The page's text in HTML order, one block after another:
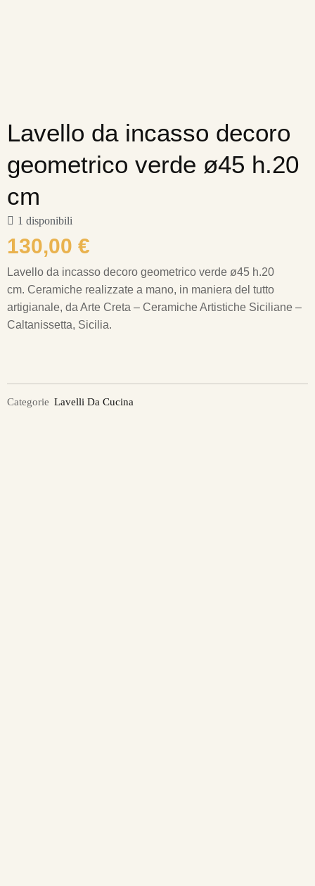
Lavello da incasso decoro
geometrico verde ø45 h.20
cm
1 disponibili
130,00 €
Lavello da incasso decoro geometrico verde ø45 h.20
cm. Ceramiche realizzate a mano, in maniera del tutto
artigianale, da Arte Creta – Ceramiche Artistiche Siciliane –
Caltanissetta, Sicilia.
Categorie Lavelli Da Cucina